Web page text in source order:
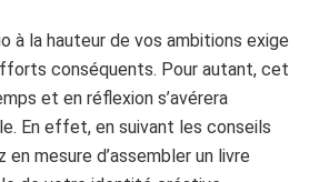
à la hauteur de vos ambitions exige
conséquents. Pour autant, cet
et en réflexion s’avérera
En effet, en suivant les conseils
en mesure d’assembler un livre